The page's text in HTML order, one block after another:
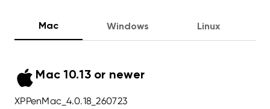
Mac Windows Linux
Mac 10.13 or newer
XPPenMac_4.0.18_260723